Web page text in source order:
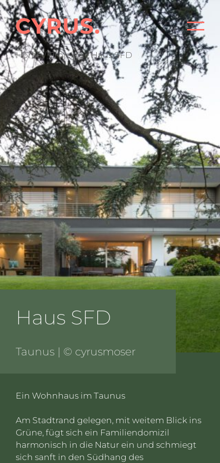
Home/Projekte/ Haus SFD
Haus SFD
Taunus | © cyrusmoser
Ein Wohnhaus im Taunus
Am Stadtrand gelegen, mit weitem Blick ins
Grüne, fügt sich ein Familiendomizil
harmonisch in die Natur ein und schmiegt
sich sanft in den Südhang des